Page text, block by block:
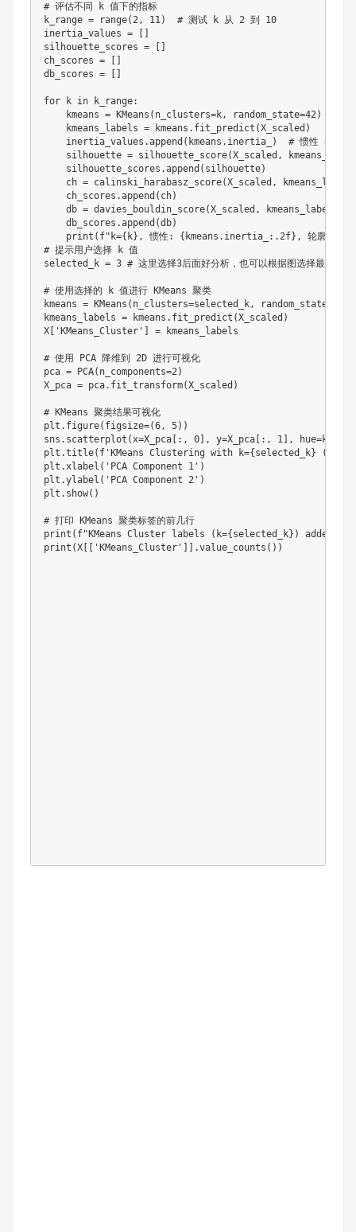
# 评估不同 k 值下的指标
k_range = range(2, 11)  # 测试 k 从 2 到 10
inertia_values = []
silhouette_scores = []
ch_scores = []
db_scores = []
for k in k_range:
    kmeans = KMeans(n_clusters=k, random_state=42)
    kmeans_labels = kmeans.fit_predict(X_scaled)
inertia_values.append(kmeans.inertia_)  # 惯性（肘部
silhouette = silhouette_score(X_scaled,
    silhouette_scores.append(silhouette)
ch = calinski_harabasz_score(X_scaled,
    ch_scores.append(ch)
db = davies_bouldin_score(X_scaled, kmeans_labels)
    db_scores.append(db)
print(f"k={k}, 惯性: {kmeans.inertia_:.2f}, 轮廓系
# 提示用户选择 k 值
selected_k = 3 # 这里选择3后面好分析，也可以根据图选择最佳的k
# 使用选择的 k 值进行 KMeans 聚类
kmeans = KMeans(n_clusters=selected_k, random_state=42)
kmeans_labels = kmeans.fit_predict(X_scaled)
X['KMeans_Cluster'] = kmeans_labels
# 使用 PCA 降维到 2D 进行可视化
pca = PCA(n_components=2)
X_pca = pca.fit_transform(X_scaled)
# KMeans 聚类结果可视化
plt.figure(figsize=(6, 5))
sns.scatterplot(x=X_pca[:, 0], y=X_pca[:, 1],
plt.title(f'KMeans Clustering with k={selected_k} (PCA
plt.xlabel('PCA Component 1')
plt.ylabel('PCA Component 2')
plt.show()
# 打印 KMeans 聚类标签的前几行
print(f"KMeans Cluster labels (k={selected_k}) added to
print(X[['KMeans_Cluster']].value_counts())